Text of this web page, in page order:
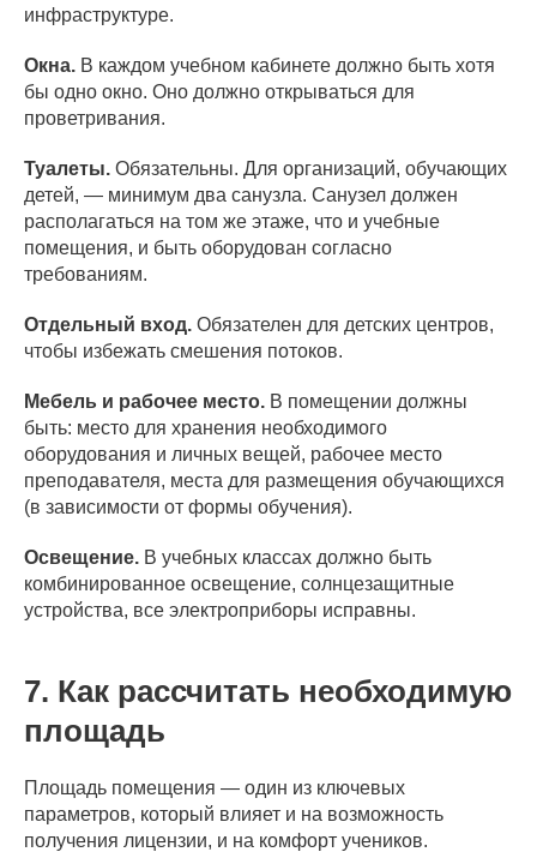
инфраструктуре.
Окна. В каждом учебном кабинете должно быть хотя
бы одно окно. Оно должно открываться для
проветривания.
Туалеты. Обязательны. Для организаций, обучающих
детей, — минимум два санузла. Санузел должен
располагаться на том же этаже, что и учебные
помещения, и быть оборудован согласно
требованиям.
Отдельный вход. Обязателен для детских центров,
чтобы избежать смешения потоков.
Мебель и рабочее место. В помещении должны
быть: место для хранения необходимого
оборудования и личных вещей, рабочее место
преподавателя, места для размещения обучающихся
(в зависимости от формы обучения).
Освещение. В учебных классах должно быть
комбинированное освещение, солнцезащитные
устройства, все электроприборы исправны.
7. Как рассчитать необходимую
площадь
Площадь помещения — один из ключевых
параметров, который влияет и на возможность
получения лицензии, и на комфорт учеников.